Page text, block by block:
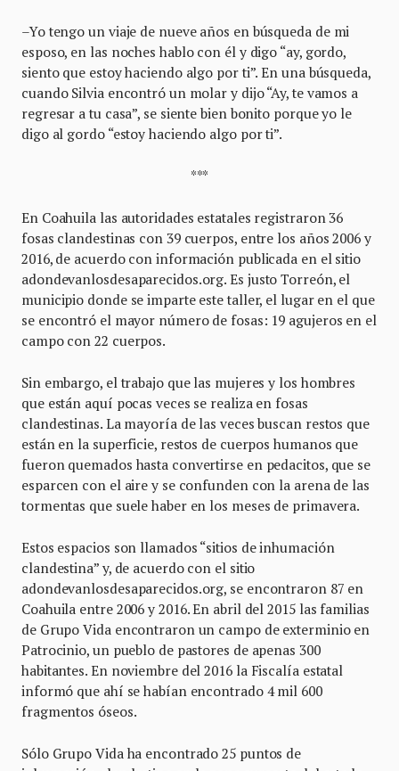
–Yo tengo un viaje de nueve años en búsqueda de mi
esposo, en las noches hablo con él y digo “ay, gordo,
siento que estoy haciendo algo por ti”. En una búsqueda,
cuando Silvia encontró un molar y dijo “Ay, te vamos a
regresar a tu casa”, se siente bien bonito porque yo le
digo al gordo “estoy haciendo algo por ti”.
***
En Coahuila las autoridades estatales registraron 36
fosas clandestinas con 39 cuerpos, entre los años 2006 y
2016, de acuerdo con información publicada en el sitio
adondevanlosdesaparecidos.org. Es justo Torreón, el
municipio donde se imparte este taller, el lugar en el que
se encontró el mayor número de fosas: 19 agujeros en el
campo con 22 cuerpos.
Sin embargo, el trabajo que las mujeres y los hombres
que están aquí pocas veces se realiza en fosas
clandestinas. La mayoría de las veces buscan restos que
están en la superficie, restos de cuerpos humanos que
fueron quemados hasta convertirse en pedacitos, que se
esparcen con el aire y se confunden con la arena de las
tormentas que suele haber en los meses de primavera.
Estos espacios son llamados “sitios de inhumación
clandestina” y, de acuerdo con el sitio
adondevanlosdesaparecidos.org, se encontraron 87 en
Coahuila entre 2006 y 2016. En abril del 2015 las familias
de Grupo Vida encontraron un campo de exterminio en
Patrocinio, un pueblo de pastores de apenas 300
habitantes. En noviembre del 2016 la Fiscalía estatal
informó que ahí se habían encontrado 4 mil 600
fragmentos óseos.
Sólo Grupo Vida ha encontrado 25 puntos de